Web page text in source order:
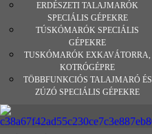
ERDÉSZETI TALAJMARÓK
SPECIÁLIS GÉPEKRE
TÚSKÓMARÓK SPECIÁLIS
GÉPEKRE
TUSKÓMARÓK EXKAVÁTORRA,
KOTRÓGÉPRE
TÖBBFUNKCIÓS TALAJMARÓ ÉS
ZÚZÓ SPECIÁLIS GÉPEKRE